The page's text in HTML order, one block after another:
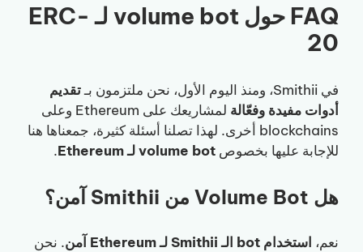
FAQ حول volume bot لـ ERC-
20
في Smithii، ومنذ اليوم الأول، نحن ملتزمون بـ
تقديم
أدوات مفيدة وفعّالة
لمشاريعك على Ethereum وعلى
blockchains أخرى. لهذا تصلنا أسئلة كثيرة، جمعناها هنا
للإجابة عليها بخصوص volume bot لـ Ethereum .
هل Volume Bot من Smithii آمن؟
نعم، استخدام bot الـ Smithii لـ Ethereum آمن
. نحن